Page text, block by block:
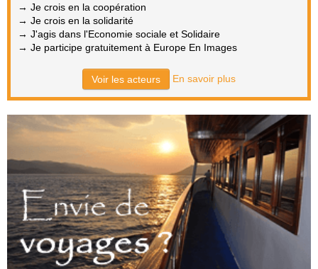
→ Je crois en la coopération
→ Je crois en la solidarité
→ J'agis dans l'Economie sociale et Solidaire
→ Je participe gratuitement à Europe En Images
Voir les acteurs En savoir plus